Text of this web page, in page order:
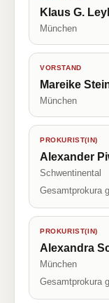
Klaus G.
München
VORSTAND
Mareike
München
PROKURIST(IN)
Alexander
Schwentinental
Gesamtprokura
PROKURIST(IN)
Alexandra
München
Gesamtprokura